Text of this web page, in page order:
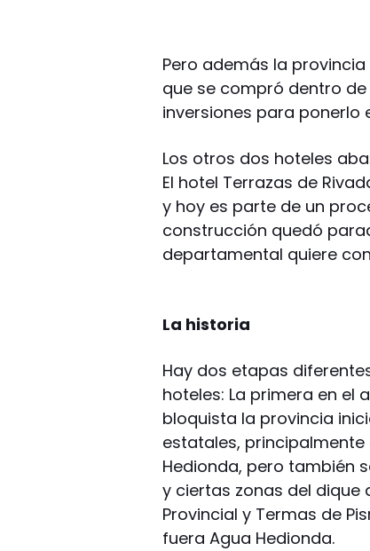
Pero además la
que se compró dentro
inversiones para ponerlo
Los otros dos hoteles
El hotel Terrazas de
y hoy es parte de un
construcción quedó
departamental quiere
La historia
Hay dos etapas
hoteles: La primera en el
bloquista la provincia
estatales, principalmente
Hedionda, pero también
y ciertas zonas del dique
Provincial y Termas de
fuera Agua Hedionda.